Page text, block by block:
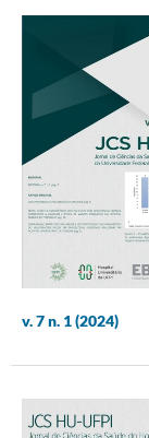
v. 7 n. 1 (2024)